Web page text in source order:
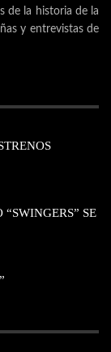
de la historia de la
y entrevistas de
SE